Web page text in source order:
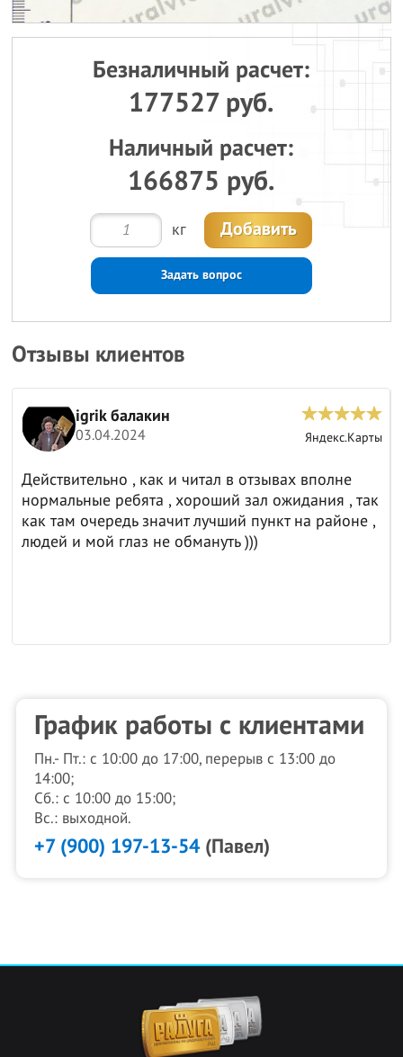
Безналичный расчет:
177527 руб.
Наличный расчет:
166875 руб.
кг Добавить
Задать вопрос
Отзывы клиентов
igrik балакин
03.04.2024 Яндекс.Карты
Действительно , как и читал в отзывах вполне
нормальные ребята , хороший зал ожидания , так
как там очередь значит лучший пункт на районе ,
людей и мой глаз не обмануть )))
График работы с клиентами
Пн.- Пт.: с 10:00 до 17:00, перерыв с 13:00 до
14:00;
Сб.: с 10:00 до 15:00;
Вс.: выходной.
+7 (900) 197-13-54(Павел)